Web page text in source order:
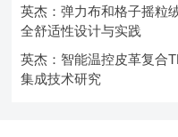
英杰：弹力布和格子摇粒
全舒适性设计与实践
英杰：智能温控皮革复合
集成技术研究